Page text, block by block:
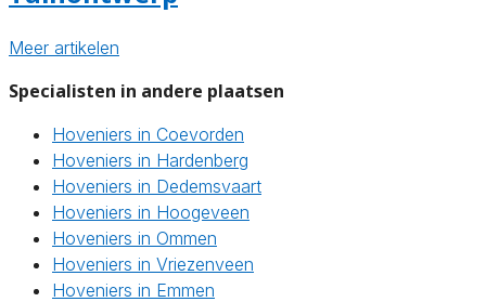
Meer artikelen
Specialisten in andere plaatsen
Hoveniers in Coevorden
Hoveniers in Hardenberg
Hoveniers in Dedemsvaart
Hoveniers in Hoogeveen
Hoveniers in Ommen
Hoveniers in Vriezenveen
Hoveniers in Emmen